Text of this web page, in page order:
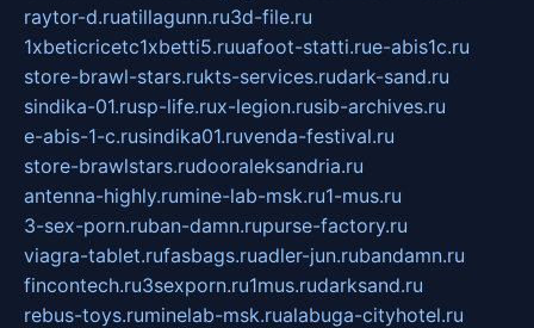
raytor-d.ruatillagunn.ru3d-file.ru
1xbeticricetc1xbetti5.ruuafoot-statti.rue-abis1c.ru
store-brawl-stars.rukts-services.rudark-sand.ru
sindika-01.rusp-life.rux-legion.rusib-archives.ru
e-abis-1-c.rusindika01.ruvenda-festival.ru
store-brawlstars.rudooraleksandria.ru
antenna-highly.rumine-lab-msk.ru1-mus.ru
3-sex-porn.ruban-damn.rupurse-factory.ru
viagra-tablet.rufasbags.ruadler-jun.rubandamn.ru
fincontech.ru3sexporn.ru1mus.rudarksand.ru
rebus-toys.ruminelab-msk.rualabuga-cityhotel.ru